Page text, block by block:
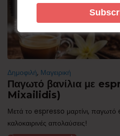
Δημοφιλή, Μαγειρική
Παγωτό βανίλια με
Mixailidis)
Μετά το espresso μαρτίνι, παγωτό
καλοκαιρινές απολαύσεις!